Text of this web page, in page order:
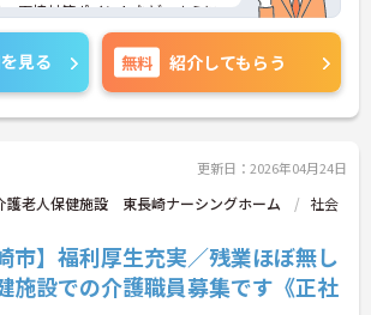
面接対策ポイントなど、さらに
ますのでお気軽にご相談くださ
見る 無料 紹介してもらう
更新日：2026年04月24日
護老人保健施設 東長崎ナーシングホーム
社会
市】福利厚生充実／残業ほぼ無し
設での介護職員募集です《正社